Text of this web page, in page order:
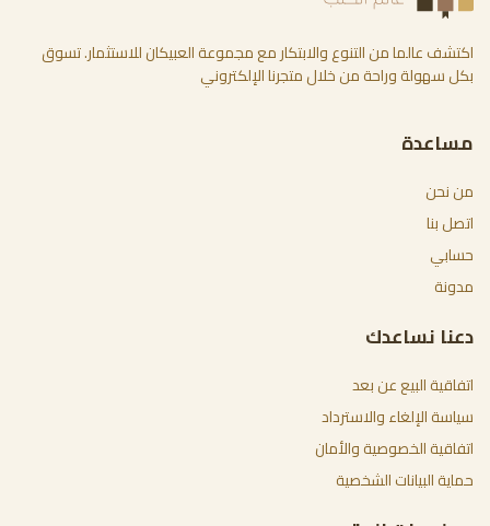
اكتشف عالما من التنوع والابتكار مع مجموعة العبيكان للاستثمار. تسوق
بكل سهولة وراحة من خلال متجرنا الإلكتروني
مساعدة
من نحن
اتصل بنا
حسابي
مدونة
دعنا نساعدك
اتفاقية البيع عن بعد
سياسة الإلغاء والاسترداد
اتفاقية الخصوصية والأمان
حماية البيانات الشخصية